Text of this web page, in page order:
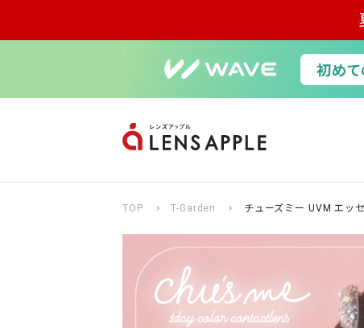
TOP T-Garden チューズミー UVM エッ